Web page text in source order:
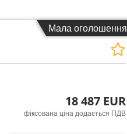
Мала оголошення
18 487 EUR
фіксована ціна додається ПДВ